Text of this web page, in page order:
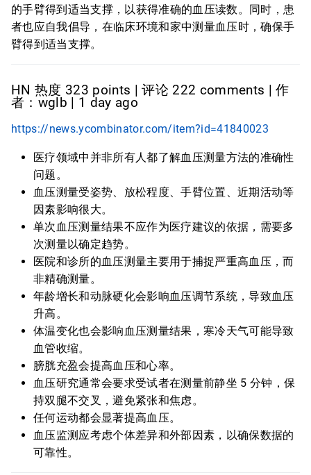
的手臂得到适当支撑，以获得准确的血压读数。同时，患
者也应自我倡导，在临床环境和家中测量血压时，确保手
臂得到适当支撑。
HN 热度 323 points | 评论 222 comments | 作
者：wglb | 1 day ago
https://news.ycombinator.com/item?id=41840023
医疗领域中并非所有人都了解血压测量方法的准确性
问题。
血压测量受姿势、放松程度、手臂位置、近期活动等
因素影响很大。
单次血压测量结果不应作为医疗建议的依据，需要多
次测量以确定趋势。
医院和诊所的血压测量主要用于捕捉严重高血压，而
非精确测量。
年龄增长和动脉硬化会影响血压调节系统，导致血压
升高。
体温变化也会影响血压测量结果，寒冷天气可能导致
血管收缩。
膀胱充盈会提高血压和心率。
血压研究通常会要求受试者在测量前静坐 5 分钟，保
持双腿不交叉，避免紧张和焦虑。
任何运动都会显著提高血压。
血压监测应考虑个体差异和外部因素，以确保数据的
可靠性。